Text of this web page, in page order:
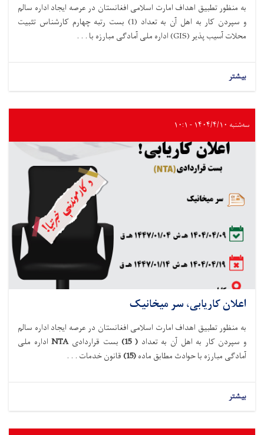
به منظور تطبیق اهداف امارت اسلامی افغانستان در عرصه ایجاد اداره سالم
و سپردن کار به اهل آن به تعداد (
1
) بست رتبه چهارم کارشناس تثبیت
محلات آسیب پذیر(GIS)اداره ملی آمادگی مبارزه با . . .
بیشتر
سه‌شنبه ۱۴۰۴/۴/۱۰ - ۱۰:۱
اعلان کاریابی، سر میخانیک
به منظور تطبیق اهداف امارت اسلامی افغانستان در عرصه ایجاد اداره سالم
و سپردن کار به اهل آن به تعداد(
15
) بست قراردادی NTA اداره ملی
آمادگی مبارزه با حوادث مطابق ماده(15) قانون خدمات . . .
بیشتر